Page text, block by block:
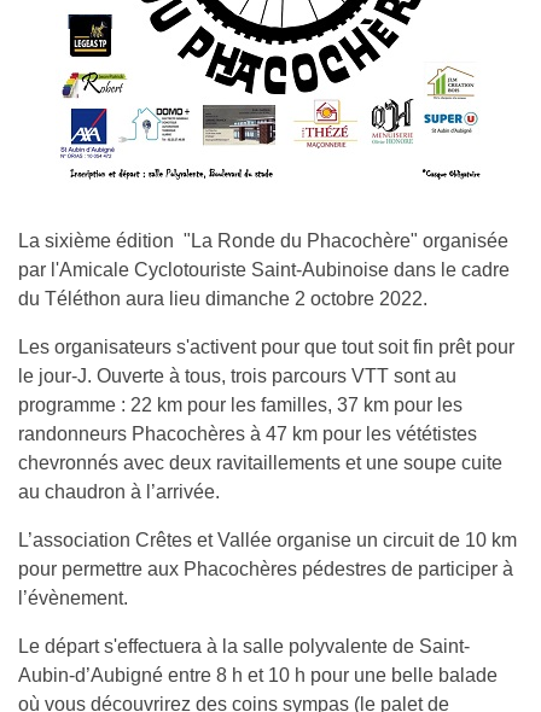
La sixième édition "La Ronde du Phacochère" organisée
par l'Amicale Cyclotouriste Saint-Aubinoise dans le cadre
du Téléthon aura lieu dimanche 2 octobre 2022.
Les organisateurs s'activent pour que tout soit fin prêt pour
le jour-J. Ouverte à tous, trois parcours VTT sont au
programme : 22 km pour les familles, 37 km pour les
randonneurs Phacochères à 47 km pour les vététistes
chevronnés avec deux ravitaillements et une soupe cuite
au chaudron à l’arrivée.
L’association Crêtes et Vallée organise un circuit de 10 km
pour permettre aux Phacochères pédestres de participer à
l’évènement.
Le départ s'effectuera à la salle polyvalente de Saint-
Aubin-d’Aubigné entre 8 h et 10 h pour une belle balade
où vous découvrirez des coins sympas (le palet de